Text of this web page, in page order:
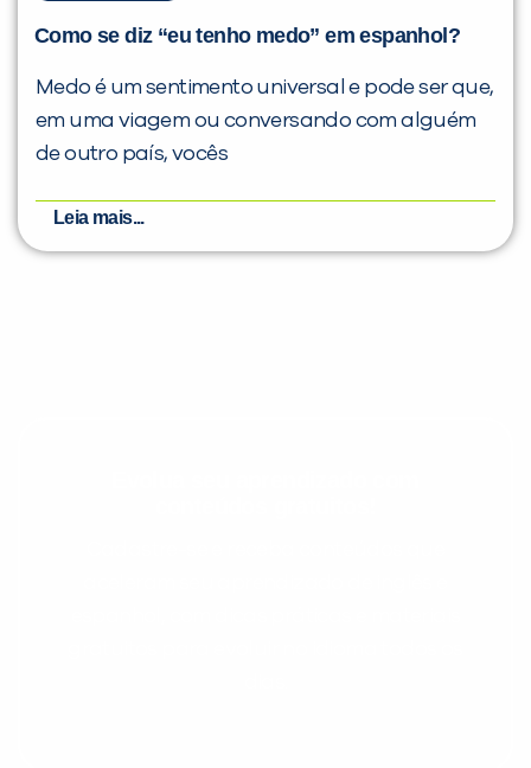
Como se diz “eu tenho medo” em espanhol?
Medo é um sentimento universal e pode ser que,
em uma viagem ou conversando com alguém
de outro país, vocês
Leia mais...